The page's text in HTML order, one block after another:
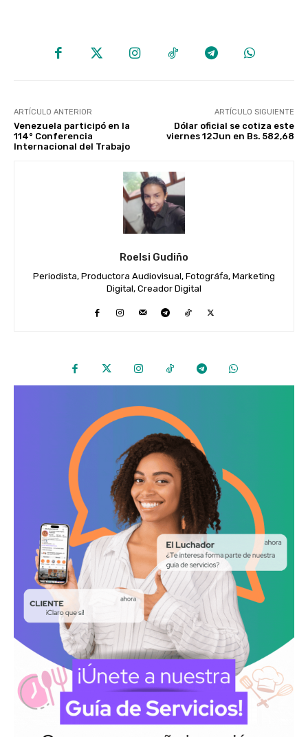
ARTÍCULO ANTERIOR
Venezuela participó en la
114° Conferencia
Internacional del Trabajo
ARTÍCULO SIGUIENTE
Dólar oficial se cotiza este
viernes 12Jun en Bs. 582,68
Roelsi Gudiño
Periodista, Productora Audiovisual, Fotográfa, Marketing
Digital, Creador Digital